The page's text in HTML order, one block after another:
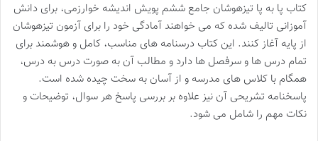
کتاب پا به پا تیزهوشان جامع ششم پویش اندیشه خوارزمی، برای دانش
آموزانی تالیف شده که می خواهند آمادگی خود را برای آزمون تیزهوشان
از پایه آغاز کنند. این کتاب درسنامه های مناسب، کامل و هوشمند برای
تمام درس ها و سرفصل ها دارد و مطالب آن به صورت درس به درس،
همگام با کلاس های مدرسه و از آسان به سخت چیده شده است.
پاسخنامه تشریحی آن نیز علاوه بر بررسی پاسخ هر سوال، توضیحات و
نکات مهم را شامل می شود.